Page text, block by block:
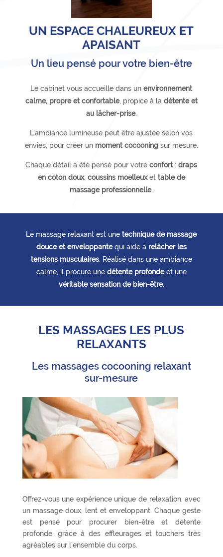
UN ESPACE CHALEUREUX ET
APAISANT
Un lieu pensé pour votre bien-être
Le cabinet vous accueille dans unenvironnement
calme, propre et confortable, propice à la détente et
au lâcher-prise.
L’ambiance lumineuse peut être ajustée selon vos
envies, pour créer un moment cocooningsur mesure.
Chaque détail a été pensé pour votreconfort :draps
en coton doux, coussins moelleuxet table de
massage professionnelle.
Le massage relaxant est unetechnique de massage
douce et enveloppantequi aide à relâcher les
tensions musculaires. Réalisé dans une ambiance
calme, il procure une détente profondeet une
véritable sensation de bien-être.
LES MASSAGES LES PLUS
RELAXANTS
Les massages cocooning relaxant
sur-mesure
Offrez-vous une expérience unique de relaxation, avec
un massage doux, lent et enveloppant. Chaque geste
est pensé pour procurer bien-être et détente
profonde, grâce à des effleurages et touchers très
agréables sur l’ensemble du corps.